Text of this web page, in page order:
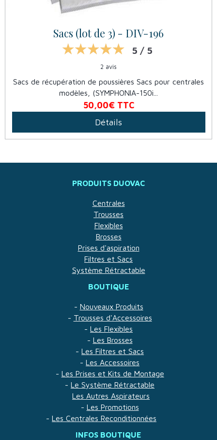
Sacs (lot de 3) - DIV-196
5 / 5
2 avis
Sacs de récupération de poussières Sacs pour centrales
modèles, (SYMPHONIA-150i...
50,00€ TTC
Détails
PRODUITS DUOVAC
Centrales
Trousses
Flexibles
Brosses
Prises d'aspiration
Filtres et Sacs
Système Rétractable
BOUTIQUE
- Nouveaux Produits
- Trousses d'Accessoires
- Les Flexibles
- Les Brosses
- Les Filtres et Sacs
- Les Accessoires
- Les Prises et Kits de Montage
- Le Système Rétractable
Les Autres Aspirateurs
- Les Promotions
- Les Centrales Reconditionnées
INFOS BOUTIQUE